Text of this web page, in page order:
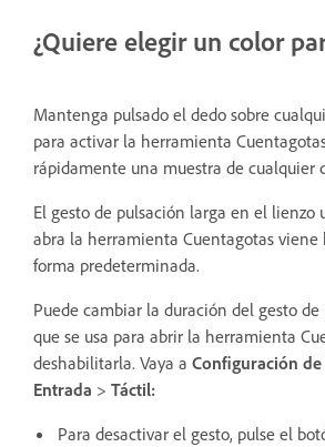
¿Quiere elegir un color
Mantenga pulsado el dedo sobre
para activar la herramienta
rápidamente una muestra de cualquier
El gesto de pulsación larga en el lienzo
abra la herramienta Cuentagotas
forma predeterminada.
Puede cambiar la duración del gesto
que se usa para abrir la herramienta
deshabilitarla. Vaya a Configuración
Entrada > Táctil:
Para desactivar el gesto, pulse el